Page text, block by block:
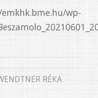
wp-
RÉKA